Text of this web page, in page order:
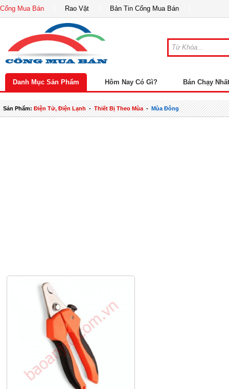
Cổng Mua Bán Rao Vặt Bản Tin Cổng Mua Bán
Danh Mục Sản Phẩm Hôm Nay Có Gì? Bán Chạy Nhất
Sản Phẩm:Điện Tử, Điện Lạnh-Thiết Bị Theo Mùa-Mùa Đông